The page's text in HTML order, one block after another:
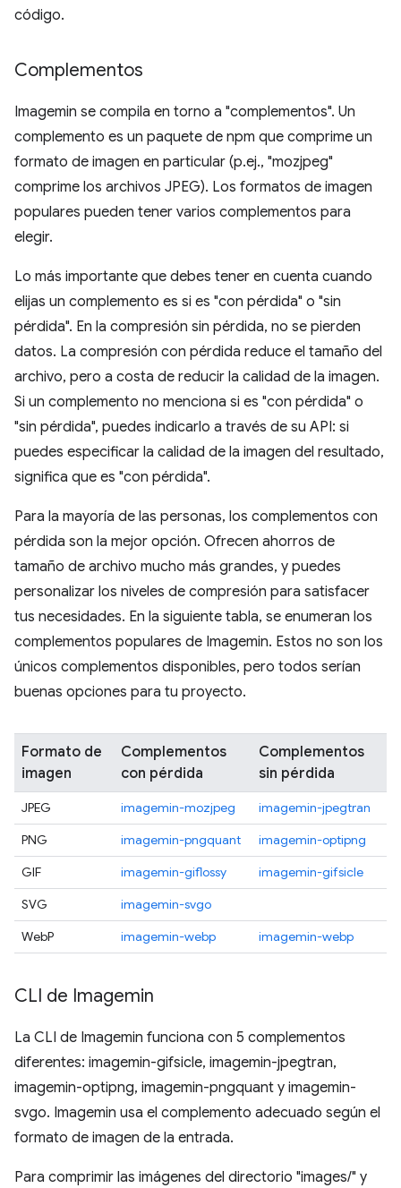
código.
Complementos
Imagemin se compila en torno a "complementos". Un
complemento es un paquete de npm que comprime un
formato de imagen en particular (p.ej., "mozjpeg"
comprime los archivos JPEG). Los formatos de imagen
populares pueden tener varios complementos para
elegir.
Lo más importante que debes tener en cuenta cuando
elijas un complemento es si es "con pérdida" o "sin
pérdida". En la compresión sin pérdida, no se pierden
datos. La compresión con pérdida reduce el tamaño del
archivo, pero a costa de reducir la calidad de la imagen.
Si un complemento no menciona si es "con pérdida" o
"sin pérdida", puedes indicarlo a través de su API: si
puedes especificar la calidad de la imagen del resultado,
significa que es "con pérdida".
Para la mayoría de las personas, los complementos con
pérdida son la mejor opción. Ofrecen ahorros de
tamaño de archivo mucho más grandes, y puedes
personalizar los niveles de compresión para satisfacer
tus necesidades. En la siguiente tabla, se enumeran los
complementos populares de Imagemin. Estos no son los
únicos complementos disponibles, pero todos serían
buenas opciones para tu proyecto.
Formato de
imagen
Complementos
con pérdida
Complementos
sin pérdida
JPEG imagemin-mozjpeg
imagemin-jpegtran
PNG
imagemin-pngquant
imagemin-optipng
GIF
imagemin-giflossy
imagemin-gifsicle
SVG
imagemin-svgo
WebP
imagemin-webp imagemin-webp
CLI de Imagemin
La CLI de Imagemin funciona con 5 complementos
diferentes: imagemin-gifsicle, imagemin-jpegtran,
imagemin-optipng, imagemin-pngquant y imagemin-
svgo. Imagemin usa el complemento adecuado según el
formato de imagen de la entrada.
Para comprimir las imágenes del directorio "images/" y